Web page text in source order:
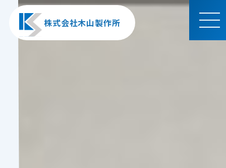
株式会社木山製作所
MEN
U